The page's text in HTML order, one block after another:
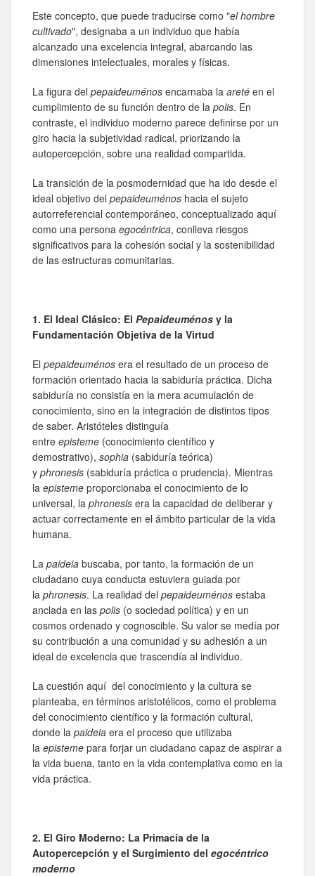
Este concepto, que puede traducirse como "el hombre
cultivado", designaba a un individuo que había
alcanzado una excelencia integral, abarcando las
dimensiones intelectuales, morales y físicas.
La figura del pepaideuménos encarnaba la areté en el
cumplimiento de su función dentro de la polis. En
contraste, el individuo moderno parece definirse por un
giro hacia la subjetividad radical, priorizando la
autopercepción, sobre una realidad compartida.
La transición de la posmodernidad que ha ido desde el
ideal objetivo del pepaideuménos hacia el sujeto
autorreferencial contemporáneo, conceptualizado aquí
como una persona egocéntrica, conlleva riesgos
significativos para la cohesión social y la sostenibilidad
de las estructuras comunitarias.
1. El Ideal Clásico: El Pepaideuménos y la
Fundamentación Objetiva de la Virtud
El pepaideuménos era el resultado de un proceso de
formación orientado hacia la sabiduría práctica. Dicha
sabiduría no consistía en la mera acumulación de
conocimiento, sino en la integración de distintos tipos
de saber. Aristóteles distinguía
entre episteme (conocimiento científico y
demostrativo), sophia (sabiduría teórica)
y phronesis (sabiduría práctica o prudencia). Mientras
la episteme proporcionaba el conocimiento de lo
universal, la phronesis era la capacidad de deliberar y
actuar correctamente en el ámbito particular de la vida
humana.
La paideia buscaba, por tanto, la formación de un
ciudadano cuya conducta estuviera guiada por
la phronesis. La realidad del pepaideuménos estaba
anclada en las polis (o sociedad política) y en un
cosmos ordenado y cognoscible. Su valor se medía por
su contribución a una comunidad y su adhesión a un
ideal de excelencia que trascendía al individuo.
La cuestión aquí del conocimiento y la cultura se
planteaba, en términos aristotélicos, como el problema
del conocimiento científico y la formación cultural,
donde la paideia era el proceso que utilizaba
la episteme para forjar un ciudadano capaz de aspirar a
la vida buena, tanto en la vida contemplativa como en la
vida práctica.
2. El Giro Moderno: La Primacía de la
Autopercepción y el Surgimiento del egocéntrico
moderno